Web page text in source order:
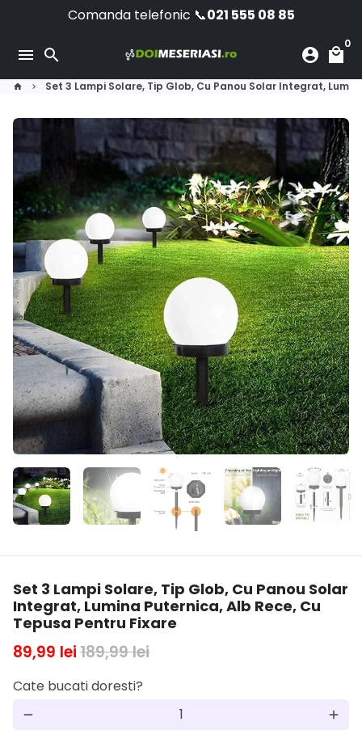
content
Comanda telefonic 📞021 555 08 85
menu search account_circle local_mall
0
home keyboard_arrow_right Set 3 Lampi Solare, Tip Glob, Cu Panou Solar Integrat,
Set 3 Lampi Solare, Tip Glob, Cu Panou Solar
Integrat, Lumina Puternica, Alb Rece, Cu
Tepusa Pentru Fixare
89,99 lei189,99 lei
Cate bucati doresti?
remove add